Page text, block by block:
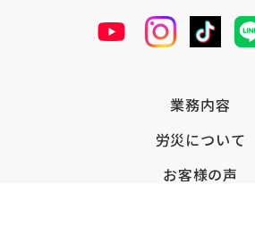
業務内容
労災について
お客様の声